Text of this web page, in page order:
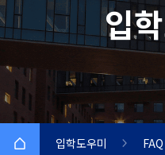
입
입학도우미 FAQ